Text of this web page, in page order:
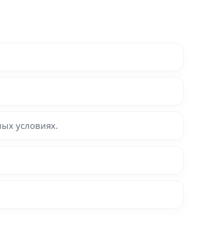
условиях.